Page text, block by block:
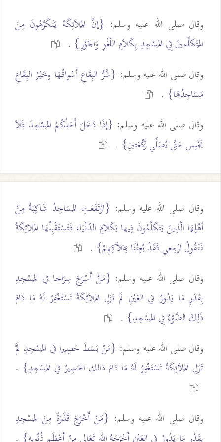
وقال صلى الله عليه وسلم: {إنَّ المَلاَئِكَةَ يَتَكَرَّهُونَ مِنَ
المُتَكلِّمينَ فِي المَسْجِدِ بِكَلاَمِ اللَّغْوِ وَالجَوْرِ} .
وقال صلى الله عليه وسلم: {شَّرُّ البِقَاعِ أسْواقُهَا وخَيْرُ البِقَاعِ
مَسَاجِدُهَا} .
وقال صلى الله عليه وسلم: {إذَا دَخَلَ أَحَدُكُمُ المَسْجِدَ فَلاَ
يَجْلِس حَتَّى يُصَلِّي رَكْعَتينِ} .
وقال صلى الله عليه وسلم: {ارْتَفَعَتِ المَسَاجِدُ شَاكِيَةً مِنْ
أهْلِهَا الَّذِينَ يَتكَلَّمُونَ فِيها بَكَلامِ الدّنْيَا، فَتَسْتَقْبِلُهَا المَلائِكَةُ
فَتَقُولُ ارْجِعي فَقَدْ بُعِثْنَا بِهَلاَكِهِمْ} .
وقال صلى الله عليه وسلم: {مَنْ أَسْرَجَ سِرَاجا في المَسْجِدِ
بِقَدْرِ مَا يَدُورُ في العَيْنِ لَمْ تَزَلِ المَلاَئِكَةُ تَسْتَغْفِرُ لَهُ مَا دَامَ
ذَلِكَ الضَّوْءُ فِي المَسْجِدِ} .
وقال صلى الله عليه وسلم: {مَنْ بَسَطَ حَصِيرا في المَسْجِدِ لَمْ
تَزَلِ المَلاَئِكَةُ تَسْتَغْفِرُ لَهُ مَا دَامَ ذالك الحَصِيرُ في المَسْجِدِ} .
وقال صلى الله عليه وسلم: {مَنْ أَخْرَجَ قَذَرَةً مِنَ المَسْجِدِ